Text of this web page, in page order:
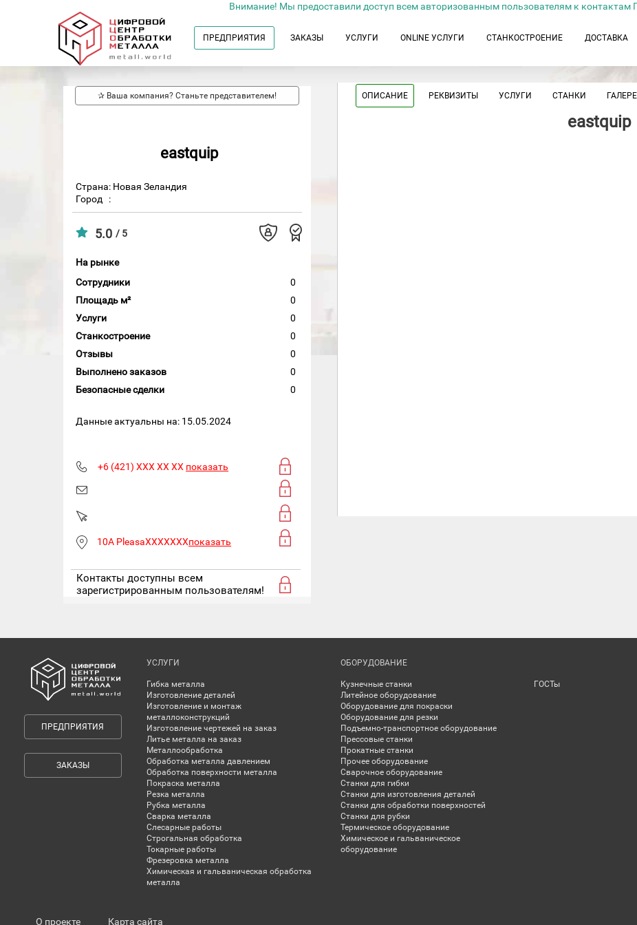
Внимание! Мы предоставили доступ всем авторизованным пользователям к контактам
ПРЕДПРИЯТИЯ ЗАКАЗЫ УСЛУГИ ONLINE УСЛУГИ СТАНКОСТРОЕНИЕ ДОСТАВКА
✰ Ваша компания? Станьте представителем!
eastquip
Страна: Новая Зеландия
Город
:
5.0 / 5
На рынке
Сотрудники
0
Площадь м²
0
Услуги
0
Станкостроение
0
Отзывы
0
Выполнено заказов
0
Безопасные сделки
0
Данные актуальны на: 15.05.2024
+6 (421) XXX XX XX показать
10A PleasaXXXXXXXпоказать
Контакты доступны всем
зарегистрированным пользователям!
ОПИСАНИЕ РЕКВИЗИТЫ УСЛУГИ СТАНКИ
eastquip
ПРЕДПРИЯТИЯ
ЗАКАЗЫ
УСЛУГИ
Гибка металла
Изготовление деталей
Изготовление и монтаж
металлоконструкций
Изготовление чертежей на заказ
Литье металла на заказ
Металлообработка
Обработка металла давлением
Обработка поверхности металла
Покраска металла
Резка металла
Рубка металла
Сварка металла
Слесарные работы
Строгальная обработка
Токарные работы
Фрезеровка металла
Химическая и гальваническая обработка
металла
ОБОРУДОВАНИЕ
Кузнечные станки
Литейное оборудование
Оборудование для покраски
Оборудование для резки
Подъемно-транспортное оборудование
Прессовые станки
Прокатные станки
Прочее оборудование
Сварочное оборудование
Станки для гибки
Станки для изготовления деталей
Станки для обработки поверхностей
Станки для рубки
Термическое оборудование
Химическое и гальваническое
оборудование
ГОСТы
О проекте Карта сайта